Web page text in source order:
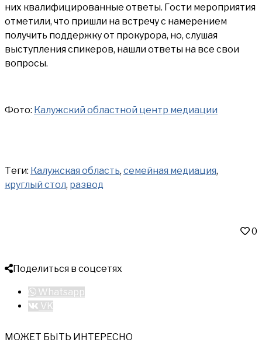
них квалифицированные ответы. Гости мероприятия
отметили, что пришли на встречу с намерением
получить поддержку от прокурора, но, слушая
выступления спикеров, нашли ответы на все свои
вопросы.
Фото: Калужский областной центр медиации
Теги: Калужская область, семейная медиация,
круглый стол, развод
0
Поделиться в соцсетях
Whatsapp
VK
МОЖЕТ БЫТЬ ИНТЕРЕСНО